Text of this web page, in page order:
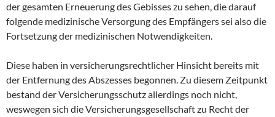
der gesamten Erneuerung des Gebisses zu sehen, die darauf
folgende medizinische Versorgung des Empfängers sei also die
Fortsetzung der medizinischen Notwendigkeiten.
Diese haben in versicherungsrechtlicher Hinsicht bereits mit
der Entfernung des Abszesses begonnen. Zu diesem Zeitpunkt
bestand der Versicherungsschutz allerdings noch nicht,
weswegen sich die Versicherungsgesellschaft zu Recht der